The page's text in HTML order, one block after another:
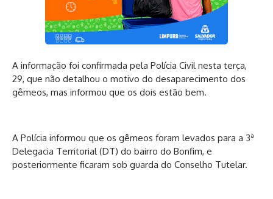
A informação foi confirmada pela Polícia Civil nesta terça,
29, que não detalhou o motivo do desaparecimento dos
gêmeos, mas informou que os dois estão bem.
A Polícia informou que os gêmeos foram levados para a 3ª
Delegacia Territorial (DT) do bairro do Bonfim, e
posteriormente ficaram sob guarda do Conselho Tutelar.